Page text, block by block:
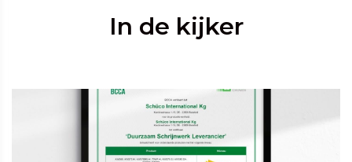
In de kijker